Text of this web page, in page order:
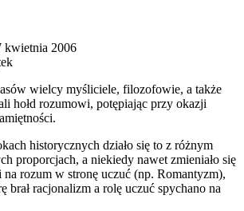
kwietnia 2006
wielcy myśliciele, filozofowie, a także
hołd rozumowi, potępiając przy okazji
historycznych działo się to z różnym
proporcjach, a niekiedy nawet zmieniało się
rozum w stronę uczuć (np. Romantyzm),
brał racjonalizm a rolę uczuć spychano na